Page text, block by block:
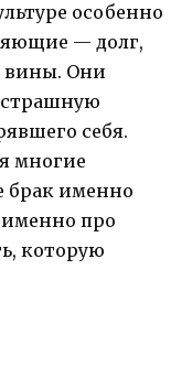
особенно
— долг,
вины. Они
себя.
многие
брак именно
про
которую